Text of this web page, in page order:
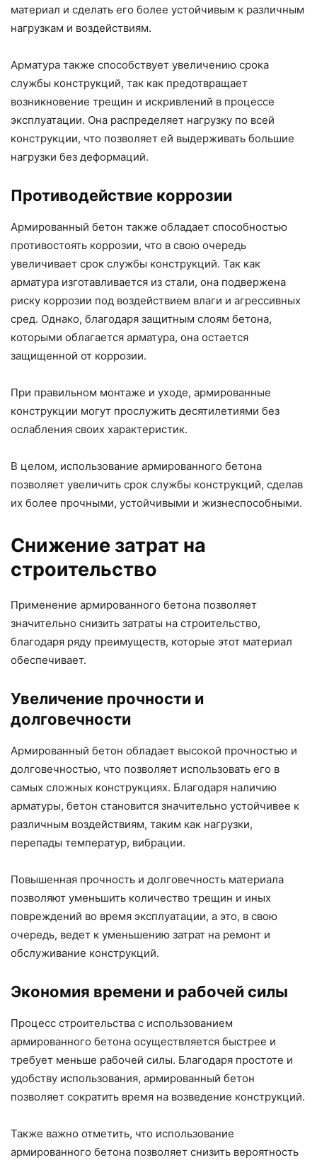
материал и сделать его более устойчивым к различным
нагрузкам и воздействиям.
Арматура также способствует увеличению срока
службы конструкций, так как предотвращает
возникновение трещин и искривлений в процессе
эксплуатации. Она распределяет нагрузку по всей
конструкции, что позволяет ей выдерживать большие
нагрузки без деформаций.
Противодействие коррозии
Армированный бетон также обладает способностью
противостоять коррозии, что в свою очередь
увеличивает срок службы конструкций. Так как
арматура изготавливается из стали, она подвержена
риску коррозии под воздействием влаги и агрессивных
сред. Однако, благодаря защитным слоям бетона,
которыми облагается арматура, она остается
защищенной от коррозии.
При правильном монтаже и уходе, армированные
конструкции могут прослужить десятилетиями без
ослабления своих характеристик.
В целом, использование армированного бетона
позволяет увеличить срок службы конструкций, сделав
их более прочными, устойчивыми и жизнеспособными.
Снижение затрат на
строительство
Применение армированного бетона позволяет
значительно снизить затраты на строительство,
благодаря ряду преимуществ, которые этот материал
обеспечивает.
Увеличение прочности и
долговечности
Армированный бетон обладает высокой прочностью и
долговечностью, что позволяет использовать его в
самых сложных конструкциях. Благодаря наличию
арматуры, бетон становится значительно устойчивее к
различным воздействиям, таким как нагрузки,
перепады температур, вибрации.
Повышенная прочность и долговечность материала
позволяют уменьшить количество трещин и иных
повреждений во время эксплуатации, а это, в свою
очередь, ведет к уменьшению затрат на ремонт и
обслуживание конструкций.
Экономия времени и рабочей силы
Процесс строительства с использованием
армированного бетона осуществляется быстрее и
требует меньше рабочей силы. Благодаря простоте и
удобству использования, армированный бетон
позволяет сократить время на возведение конструкций.
Также важно отметить, что использование
армированного бетона позволяет снизить вероятность